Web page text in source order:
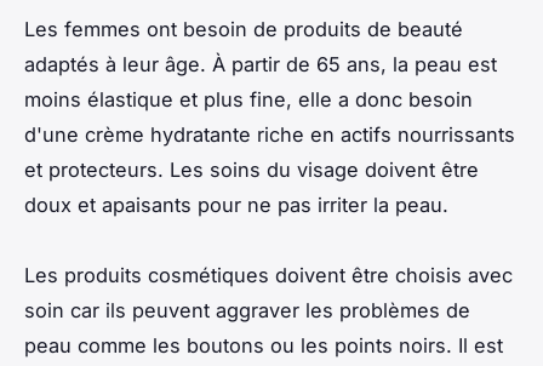
Les femmes ont besoin de produits de beauté
adaptés à leur âge. À partir de 65 ans, la peau est
moins élastique et plus fine, elle a donc besoin
d'une crème hydratante riche en actifs nourrissants
et protecteurs. Les soins du visage doivent être
doux et apaisants pour ne pas irriter la peau.
Les produits cosmétiques doivent être choisis avec
soin car ils peuvent aggraver les problèmes de
peau comme les boutons ou les points noirs. Il est